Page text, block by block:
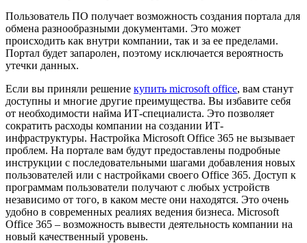
Пользователь ПО получает возможность создания портала для
обмена разнообразными документами. Это может
происходить как внутри компании, так и за ее пределами.
Портал будет запаролен, поэтому исключается вероятность
утечки данных.
Если вы приняли решение купить microsoft office, вам станут
доступны и многие другие преимущества. Вы избавите себя
от необходимости найма ИТ-специалиста. Это позволяет
сократить расходы компании на создании ИТ-
инфраструктуры. Настройка Microsoft Office 365 не вызывает
проблем. На портале вам будут предоставлены подробные
инструкции с последовательными шагами добавления новых
пользователей или с настройками своего Office 365. Доступ к
программам пользователи получают с любых устройств
независимо от того, в каком месте они находятся. Это очень
удобно в современных реалиях ведения бизнеса. Microsoft
Office 365 – возможность вывести деятельность компании на
новый качественный уровень.